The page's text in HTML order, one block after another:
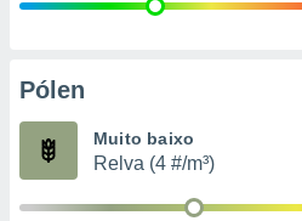
Pólen
Muito baixo
Relva (4 #/m³)